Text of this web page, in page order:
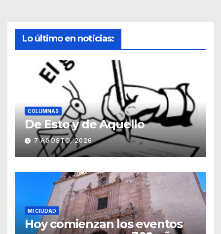
Lo último en noticias:
COLUMNAS
De Esto y de Aquello
7 AGOSTO, 2026
MI CIUDAD
Hoy comienzan los eventos